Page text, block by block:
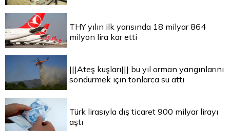
THY yılın ilk yarısında 18 milyar 864
milyon lira kar etti
|||Ateş kuşları||| bu yıl orman yangınlarını
söndürmek için tonlarca su attı
Türk lirasıyla dış ticaret 900 milyar lirayı
aştı